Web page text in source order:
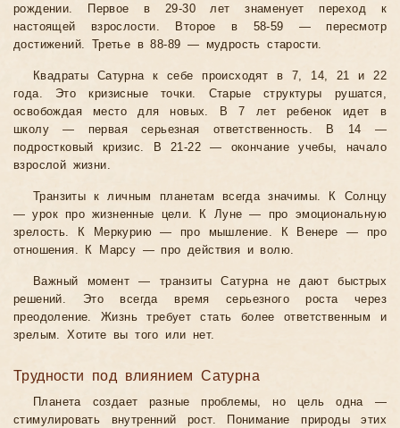
рождении. Первое в 29-30 лет знаменует переход к
настоящей взрослости. Второе в 58-59 — пересмотр
достижений. Третье в 88-89 — мудрость старости.
Квадраты Сатурна к себе происходят в 7, 14, 21 и 22
года. Это кризисные точки. Старые структуры рушатся,
освобождая место для новых. В 7 лет ребенок идет в
школу — первая серьезная ответственность. В 14 —
подростковый кризис. В 21-22 — окончание учебы, начало
взрослой жизни.
Транзиты к личным планетам всегда значимы. К Солнцу
— урок про жизненные цели. К Луне — про эмоциональную
зрелость. К Меркурию — про мышление. К Венере — про
отношения. К Марсу — про действия и волю.
Важный момент — транзиты Сатурна не дают быстрых
решений. Это всегда время серьезного роста через
преодоление. Жизнь требует стать более ответственным и
зрелым. Хотите вы того или нет.
Трудности под влиянием Сатурна
Планета создает разные проблемы, но цель одна —
стимулировать внутренний рост. Понимание природы этих